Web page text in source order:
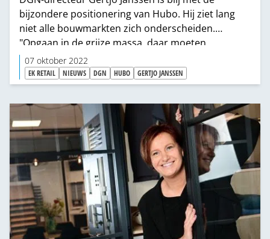
bijzondere positionering van Hubo. Hij ziet lang
niet alle bouwmarkten zich onderscheiden.
"Opgaan in de grijze massa, daar moeten
sommigen wel voor oppassen, vind ik.”
07 oktober 2022
EK RETAIL NIEUWS DGN HUBO GERTJO JANSSEN